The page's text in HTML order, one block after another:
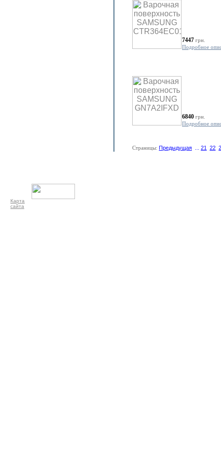
7447 грн.
Подробное
6840 грн.
Подробное
Страницы: Предыдущая 21 22
Карта
сайта